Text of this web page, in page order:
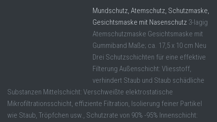
Mundschutz, Atemschutz, Schutzmaske,
Gesichtsmaske mit Nasenschutz 3-lagig
Atemschutzmaske Gesichtsmaske mit
Gummiband Maße; ca. 17,5 x 10 cm Neu
Drei Schutzschichten für eine effektive
Filterung Außenschicht: Vliesstoff,
verhindert Staub und Staub schädliche
Substanzen Mittelschicht: Verschweißte elektrostatische
Mikrofiltrationsschicht, effiziente Filtration, Isolierung feiner Partikel
wie Staub, Tröpfchen usw., Schutzrate von 90% -95% Innenschicht: